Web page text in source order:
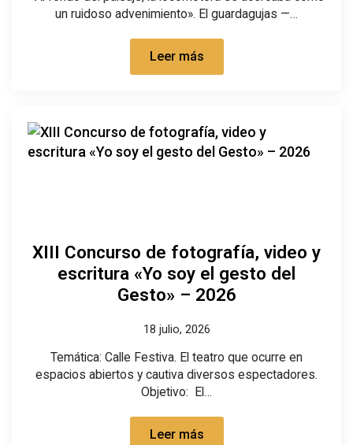
un ruidoso advenimiento». El guardagujas —…
Leer más
XIII Concurso de fotografía, video y
escritura «Yo soy el gesto del
Gesto» – 2026
18 julio, 2026
Temática: Calle Festiva. El teatro que ocurre en
espacios abiertos y cautiva diversos espectadores.
Objetivo: El…
Leer más